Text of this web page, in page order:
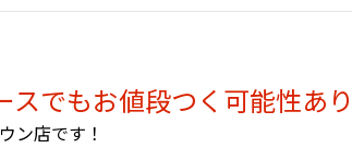
スでもお値段つく可能性あ
ン店です！